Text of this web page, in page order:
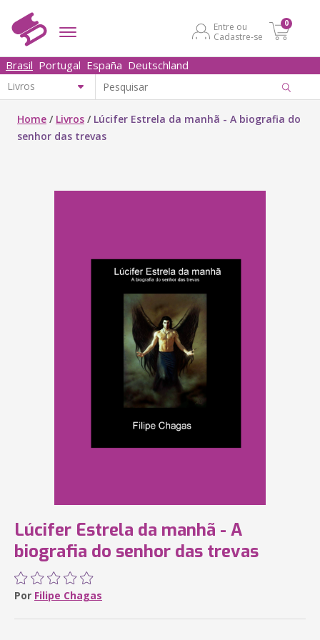
Entre ou
Cadastre-se
0
Brasil Portugal España Deutschland
Home / Livros / Lúcifer Estrela da manhã - A biografia do
senhor das trevas
Lúcifer Estrela da manhã - A
biografia do senhor das trevas
Por Filipe Chagas